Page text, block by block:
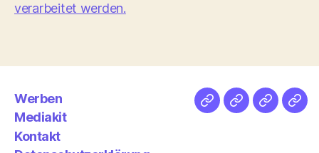
verarbeitet werden.
Werben
Mediakit
Kontakt
NetzMedien